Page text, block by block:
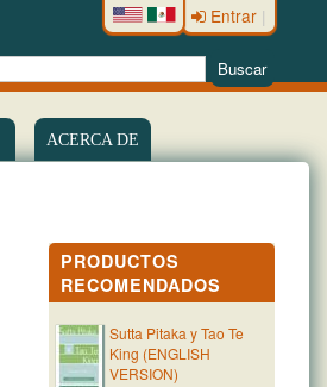
Entrar |
ACERCA DE
PRODUCTOS
RECOMENDADOS
Sutta Pitaka y Tao Te
King (ENGLISH
VERSION)